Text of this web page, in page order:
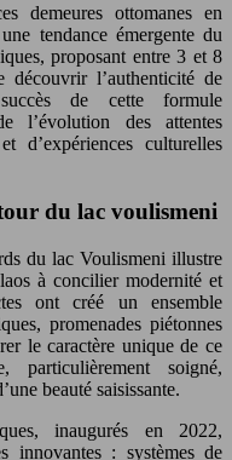
demeures ottomanes en
tendance émergente du
proposant entre 3 et 8
découvrir l’authenticité de
de cette formule
l’évolution des attentes
d’expériences culturelles
du lac voulismeni
du lac Voulismeni illustre
à concilier modernité et
ont créé un ensemble
promenades piétonnes
le caractère unique de ce
particulièrement soigné,
beauté saisissante.
inaugurés en 2022,
innovantes : systèmes de